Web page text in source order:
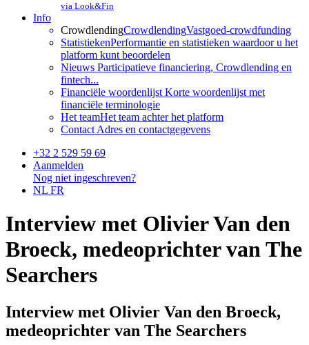
via Look&Fin
Info
CrowdlendingCrowdlendingVastgoed-crowdfunding
StatistiekenPerformantie en statistieken waardoor u het
platform kunt beoordelen
Nieuws Participatieve financiering, Crowdlending en
fintech...
Financiële woordenlijst Korte woordenlijst met
financiële terminologie
Het teamHet team achter het platform
Contact Adres en contactgegevens
+32 2 529 59 69
Aanmelden
Nog niet ingeschreven?
NL FR
Interview met Olivier Van den
Broeck, medeoprichter van The
Searchers
Interview met Olivier Van den Broeck,
medeoprichter van The Searchers